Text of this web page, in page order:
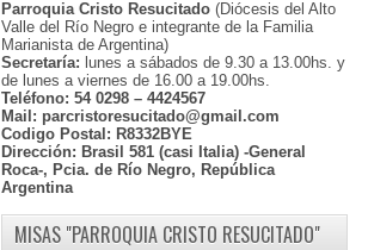
Parroquia Cristo Resucitado (Diócesis del Alto
Valle del Río Negro e integrante de la Familia
Marianista de Argentina)
Secretaría: lunes a sábados de 9.30 a 13.00hs. y
de lunes a viernes de 16.00 a 19.00hs.
Teléfono: 54 0298 – 4424567
Mail: parcristoresucitado@gmail.com
Codigo Postal: R8332BYE
Dirección: Brasil 581 (casi Italia) -General
Roca-, Pcia. de Río Negro, República
Argentina
MISAS "PARROQUIA CRISTO RESUCITADO"